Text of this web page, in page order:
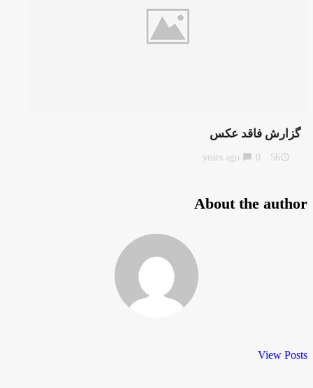
گزارش فاقد عکس
access_time
56 years ago
chat_bubble
About the author
View Posts